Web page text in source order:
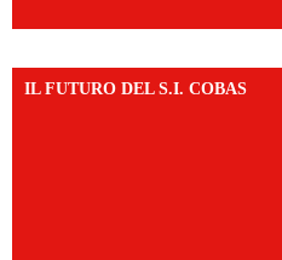
IL FUTURO DEL S.I. COBAS